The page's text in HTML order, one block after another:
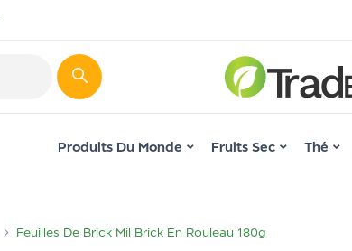
Produits Du Monde Fruits Sec Thé
Feuilles De Brick Mil Brick En Rouleau 180g